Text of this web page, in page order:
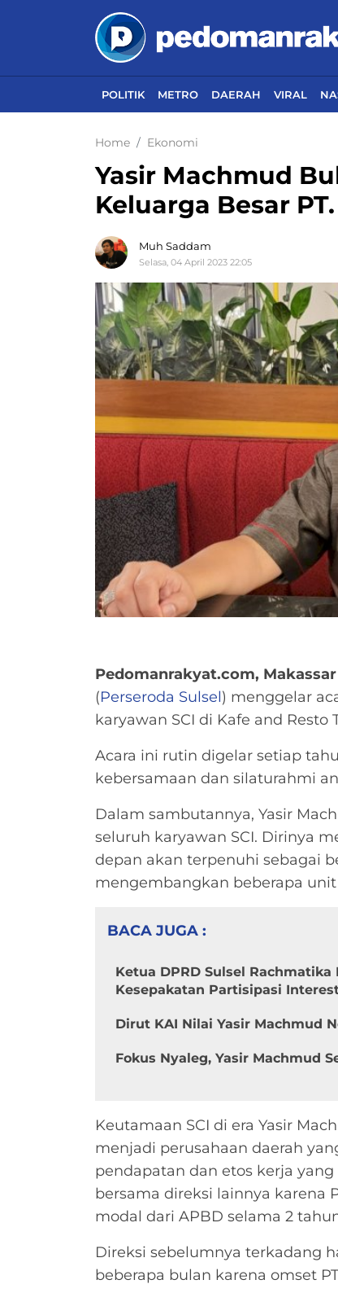
POLITIK METRO DAERAH VIRAL
Home Ekonomi
Yasir Machmud
Keluarga Besar PT.
Muh Saddam
Selasa, 04 April 2023 22:05
Pedomanrakyat.com, Makassar
(Perseroda Sulsel) menggelar
karyawan SCI di Kafe and Resto
Acara ini rutin digelar setiap
kebersamaan dan silaturahmi
Dalam sambutannya, Yasir
seluruh karyawan SCI. Dirinya
depan akan terpenuhi sebagai
mengembangkan beberapa
BACA JUGA :
Ketua DPRD Sulsel
Kesepakatan Partisipasi
Dirut KAI Nilai Yasir Machmud
Fokus Nyaleg, Yasir Machmud
Keutamaan SCI di era Yasir
menjadi perusahaan daerah
pendapatan dan etos kerja
bersama direksi lainnya karena
modal dari APBD selama 2
Direksi sebelumnya terkadang
beberapa bulan karena omset